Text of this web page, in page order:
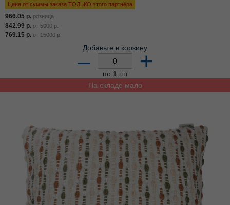
Цена от суммы заказа ТОЛЬКО этого партнёра
966.05 р. розница
842.99 р. от 5000 р.
769.15 р. от 15000 р.
Добавьте в корзину
– +
по 1 шт
На складе мало